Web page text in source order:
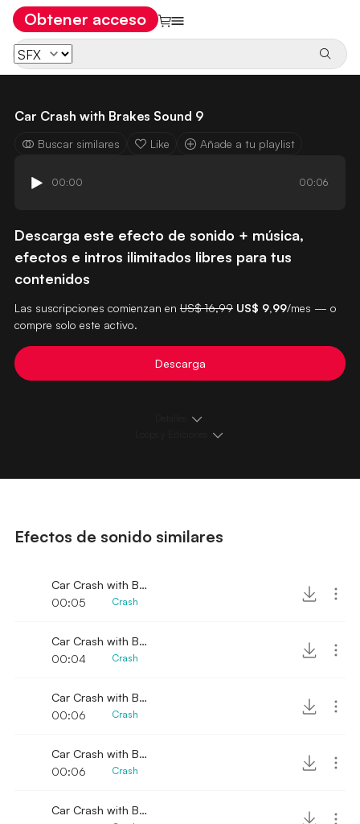
Obtener acceso
Car Crash with Brakes Sound 9
Buscar similares Like Añade a tu playlist
00:00 00:06
Descarga este efecto de sonido + música,
efectos e intros ilimitados libres para tus
contenidos
Las suscripciones comienzan en US$ 16,99 US$ 9,99/mes — o
compre solo este activo.
Descarga
Efectos de sonido similares
Car Crash with Brakes Sound 6
00:05
Crash
Car Crash with Brakes Sound 3
00:04
Crash
Car Crash with Brakes Sound 10
00:06
Crash
Car Crash with Brakes Sound 8
00:06
Crash
Car Crash with Brakes Sound 7